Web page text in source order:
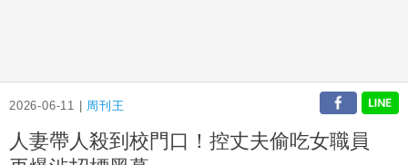
2026-06-11 | 周刊王
人妻帶人殺到校門口！控丈夫偷吃女職員